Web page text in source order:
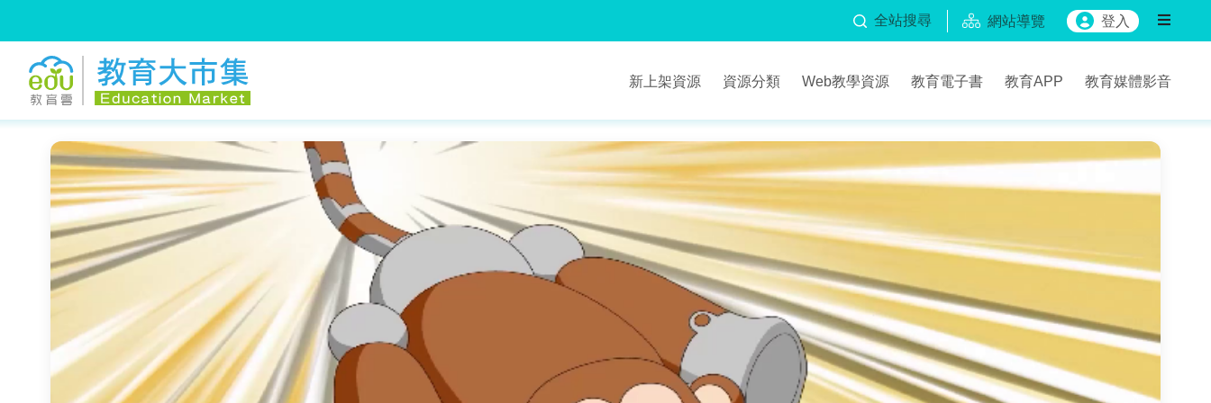
全站搜尋 網站導覽 登入
新上架資源 資源分類 Web教學資源 教育電子書 教育APP 教育媒體影音